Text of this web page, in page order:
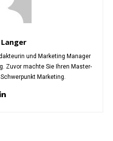
und Marketing Manager
Zuvor machte Sie Ihren Master-
Marketing.